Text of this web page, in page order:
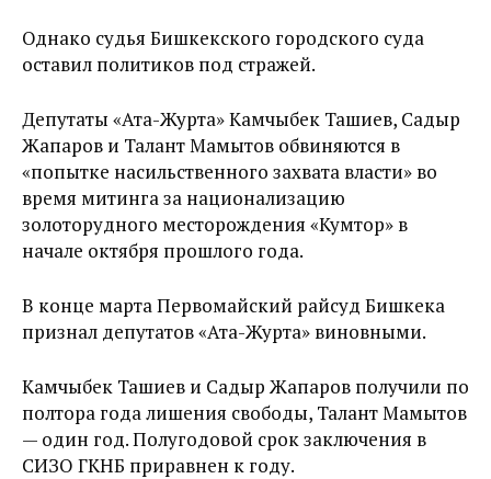
Однако судья Бишкекского городского суда
оставил политиков под стражей.
Депутаты «Ата-Журта» Камчыбек Ташиев, Садыр
Жапаров и Талант Мамытов обвиняются в
«попытке насильственного захвата власти» во
время митинга за национализацию
золоторудного месторождения «Кумтор» в
начале октября прошлого года.
В конце марта Первомайский райсуд Бишкека
признал депутатов «Ата-Журта» виновными.
Камчыбек Ташиев и Садыр Жапаров получили по
полтора года лишения свободы, Талант Мамытов
— один год. Полугодовой срок заключения в
СИЗО ГКНБ приравнен к году.